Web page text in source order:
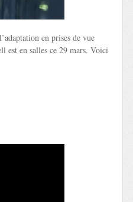
en prises de vue
est en salles ce 29 mars. Voici